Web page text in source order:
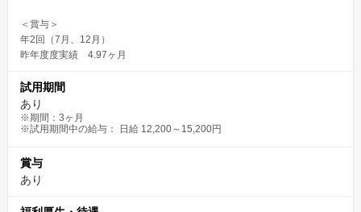
＜賞与＞
年2回（7月、12月）
昨年度度実績 4.97ヶ月
試用期間
あり
※期間：3ヶ月
※試用期間中の給与： 日給 12,200～15,200円
賞与
あり